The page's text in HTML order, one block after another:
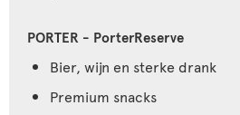
Bier, wijn en sterke drank
Premium snacks